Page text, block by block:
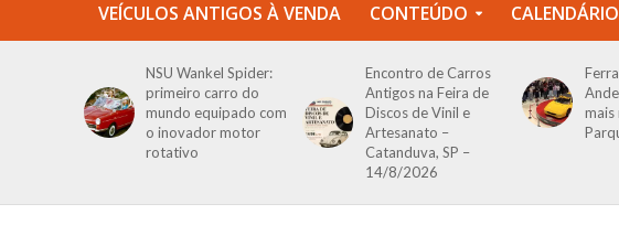
VEÍCULOS ANTIGOS À VENDA CONTEÚDO
NSU Wankel Spider:
primeiro carro do
mundo equipado com
o inovador motor
rotativo
Encontro de Carros
Antigos na Feira de
Discos de Vinil e
Artesanato –
Catanduva, SP –
14/8/2026
mais